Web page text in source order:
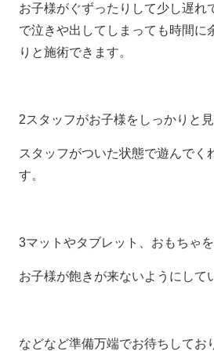
お子様がぐずったりして少し遅れ
で泣きや出してしまっても時間に
りと施術できます。
2スタッフがお子様をしっかりと
スタッフがついた状態で遊んでく
す。
3マットやタブレット、おもちゃ
お子様が飽きが来ないようにして
などなど準備万端でお待ちしてお